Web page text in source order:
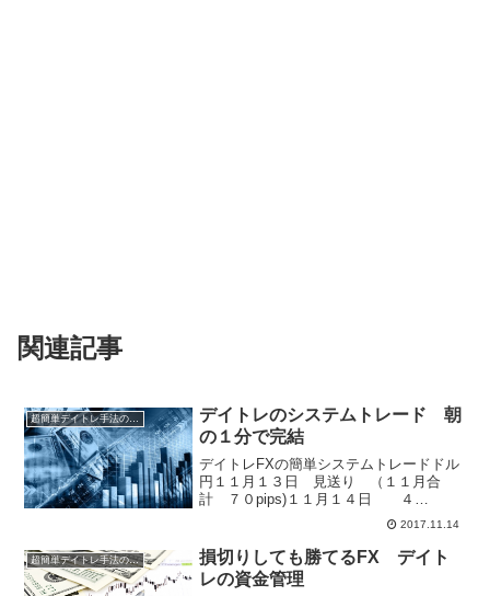
関連記事
デイトレのシステムトレード 朝
の１分で完結
デイトレFXの簡単システムトレードドル
円１１月１３日 見送り （１１月合
計 ７０pips)１１月１４日 ４
pips（１１月合計 ７４pips）今日の注文
と決済は、外為どっとコムを利用して、
エントリーも時間指定注文。決済も時間
指定決済をやっ...
2017.11.14
超簡単デイトレ手法の成績
損切りしても勝てるFX デイト
レの資金管理